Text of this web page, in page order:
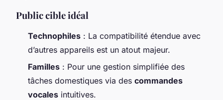
Public cible idéal
Technophiles : La compatibilité étendue avec
d’autres appareils est un atout majeur.
Familles : Pour une gestion simplifiée des
tâches domestiques via des commandes
vocales intuitives.